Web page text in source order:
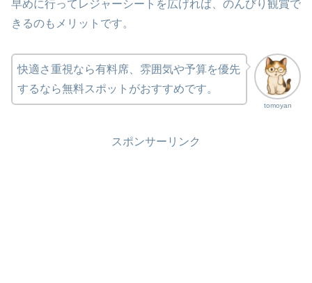
早めに行ってレジャーシートを広げれば、のんびり観賞で
きるのもメリットです。
tomoyan
快適さ重視なら有料席、雰囲気や予算を優先
するなら無料スポットがおすすめです。
スポンサーリンク